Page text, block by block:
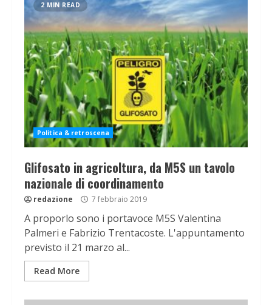
2 MIN READ
Politica & retroscena
Glifosato in agricoltura, da M5S un tavolo
nazionale di coordinamento
redazione 7 febbraio 2019
A proporlo sono i portavoce M5S Valentina
Palmeri e Fabrizio Trentacoste. L'appuntamento
previsto il 21 marzo al...
Read More